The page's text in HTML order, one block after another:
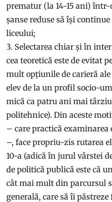
prematur (la 14-15 ani)
șanse reduse să își
liceului;
Selectarea chiar și în
cea teoretică este de evitat
mult opțiunile de carieră
elev de la un profil socio-
mică ca patru ani mai
politehnice). Din aceste
– care practică
–, face propriu-zis rutarea
10-a (adică în jurul vârstei
de politică publică este că
cât mai mult din parcursul
generală, care să îi